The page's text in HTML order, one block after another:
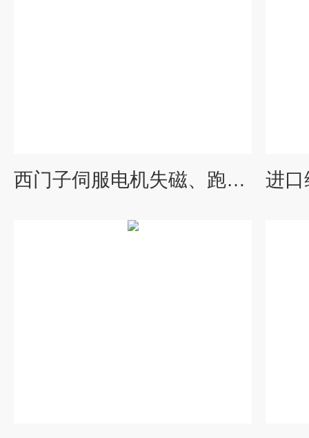
西门子伺服电机失磁、跑位专修理